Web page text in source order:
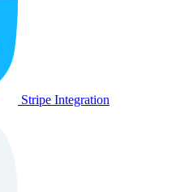
Stripe Integration